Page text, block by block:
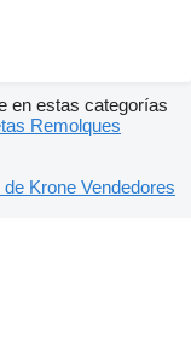
en estas categorías
Remolques
de Krone Vendedores